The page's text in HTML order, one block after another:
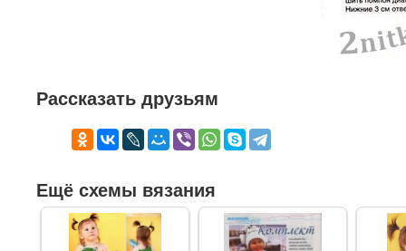
Рассказать друзьям
Ещё схемы вязания